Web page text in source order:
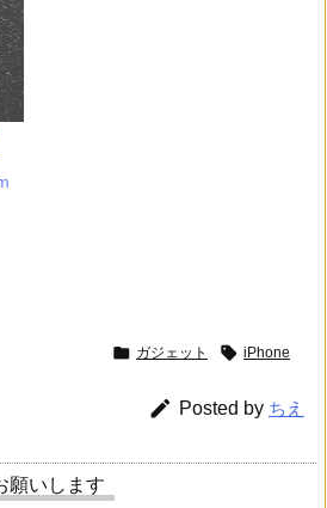
 ガジェット  iPhone
 Posted by ちえ
願いします